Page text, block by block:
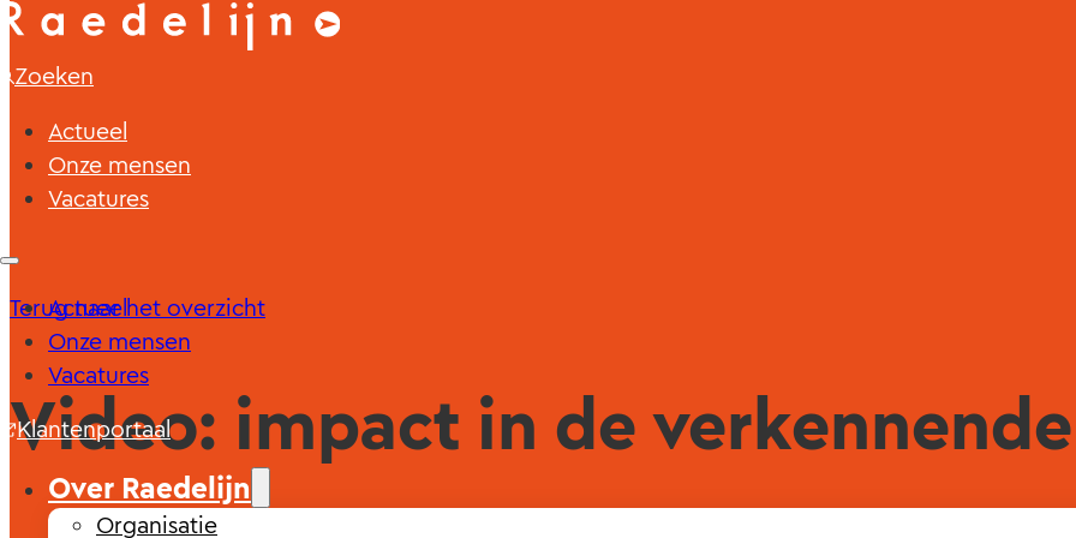
Zoeken
Actueel
Onze mensen
Vacatures
Actueel
Onze mensen
Vacatures
Klantenportaal
Over Raedelijn
Organisatie
Terug naar het overzicht
Video: impact in de